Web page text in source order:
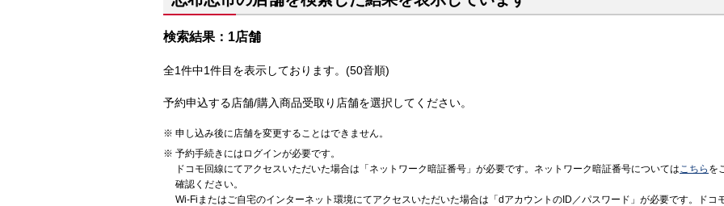
検索結果：1店舗
全1件中1件目を表示しております。(50音順)
予約申込する店舗/購入商品受取り店舗を選択してください。
申し込み後に店舗を変更することはできません。
予約手続きにはログインが必要です。
ドコモ回線にてアクセスいただいた場合は「ネットワーク暗証番号」が必要です。ネットワーク暗証番号についてはこちら を
確認ください。
Wi-Fiまたはご自宅のインターネット環境にてアクセスいただいた場合は「dアカウントのID／パスワード」が必要です。ドコ